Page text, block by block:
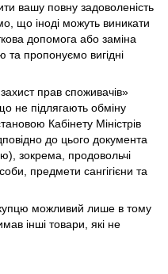
вашу повну задоволеність
що іноді можуть виникати
допомога або заміна
пропонуємо вигідні
прав споживачів»
не підлягають обміну
Кабінету Міністрів
до цього документа
зокрема, продовольчі
предмети сангігієни та
можливий лише в тому
інші товари, які не